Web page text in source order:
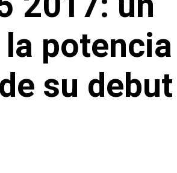
potencia
su debut